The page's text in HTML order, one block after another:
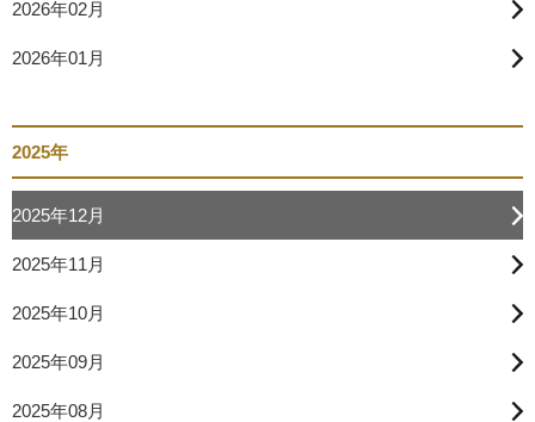
2026年02月
2026年01月
2025年
2025年12月
2025年11月
2025年10月
2025年09月
2025年08月